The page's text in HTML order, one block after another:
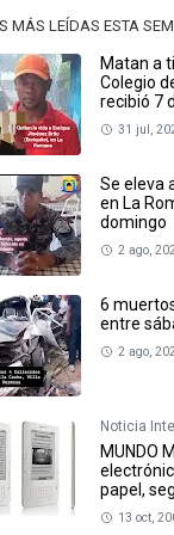
MÁS LEÍDAS ESTA
Matan a
Colegio
recibió 7
31 jul,
Se eleva
en La
domingo
2 ago,
6
entre
2 ago,
Noticia
MUNDO
papel,
13 oct,